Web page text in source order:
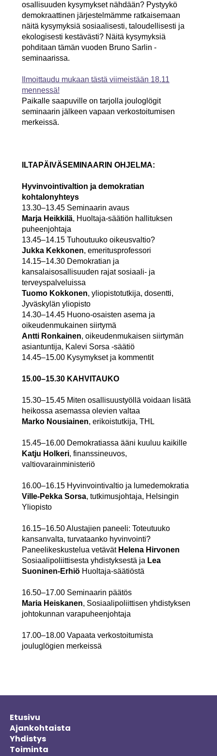
osallisuuden kysymykset nähdään? Pystyykö
demokraattinen järjestelmämme ratkaisemaan
näitä kysymyksiä sosiaalisesti, taloudellisesti ja
ekologisesti kestävästi? Näitä kysymyksiä
pohditaan tämän vuoden Bruno Sarlin -
seminaarissa.
Ilmoittaudu mukaan tästä viimeistään 18.11
mennessä!
Paikalle saapuville on tarjolla jouloglögit
seminaarin jälkeen vapaan verkostoitumisen
merkeissä.
ILTAPÄIVÄSEMINAARIN OHJELMA:
Hyvinvointivaltion ja demokratian
kohtalonyhteys
13.30–13.45 Seminaarin avaus
Marja Heikkilä, Huoltaja-säätiön hallituksen
puheenjohtaja
13.45–14.15 Tuhoutuuko oikeusvaltio?
Jukka Kekkonen, emeritusprofessori
14.15–14.30 Demokratian ja
kansalaisosallisuuden rajat sosiaali- ja
terveyspalveluissa
Tuomo Kokkonen, yliopistotutkija, dosentti,
Jyväskylän yliopisto
14.30–14.45 Huono-osaisten asema ja
oikeudenmukainen siirtymä
Antti Ronkainen, oikeudenmukaisen siirtymän
asiantuntija, Kalevi Sorsa -säätiö
14.45–15.00 Kysymykset ja kommentit
15.00–15.30 KAHVITAUKO
15.30–15.45 Miten osallisuustyöllä voidaan lisätä
heikossa asemassa olevien valtaa
Marko Nousiainen, erikoistutkija, THL
15.45–16.00 Demokratiassa ääni kuuluu kaikille
Katju Holkeri, finanssineuvos,
valtiovarainministeriö
16.00–16.15 Hyvinvointivaltio ja lumedemokratia
Ville-Pekka Sorsa, tutkimusjohtaja, Helsingin
Yliopisto
16.15–16.50 Alustajien paneeli: Toteutuuko
kansanvalta, turvataanko hyvinvointi?
Paneelikeskustelua vetävät Helena Hirvonen
Sosiaalipoliittisesta yhdistyksestä ja Lea
Suoninen-Erhiö Huoltaja-säätiöstä
16.50–17.00 Seminaarin päätös
Maria Heiskanen, Sosiaalipoliittisen yhdistyksen
johtokunnan varapuheenjohtaja
17.00–18.00 Vapaata verkostoitumista
jouluglögien merkeissä
Etusivu
Ajankohtaista
Yhdistys
Toiminta